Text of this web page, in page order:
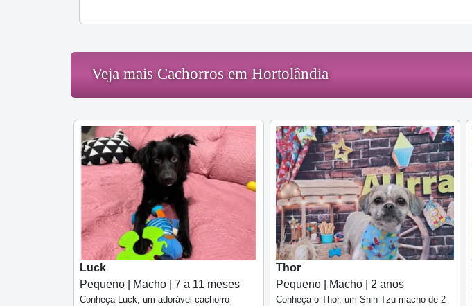
Veja mais Cachorros em Hortolândia
Luck
Pequeno | Macho | 7 a 11 meses
Conheça Luck, um adorável cachorro
Thor
Pequeno | Macho | 2 anos
Conheça o Thor, um Shih Tzu macho de 2